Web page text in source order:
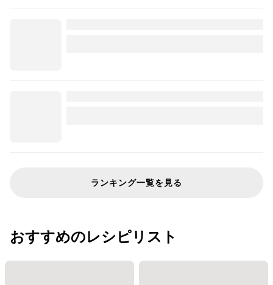
ランキング一覧を見る
おすすめのレシピリスト